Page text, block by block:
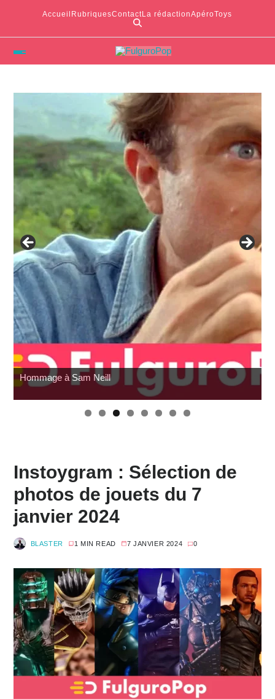
Accueil RubriquesContactLa rédactionApéroToys
Hommage à Sam Neill
Instoygram : Sélection de
photos de jouets du 7
janvier 2024
BLASTER 1 MIN READ 7 JANVIER 2024 0